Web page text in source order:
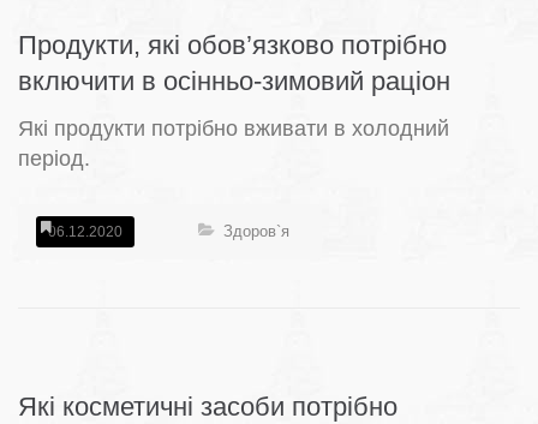
Продукти, які обов’язково потрібно
включити в осінньо-зимовий раціон
Які продукти потрібно вживати в холодний
період.
06.12.2020 Здоров`я
Які косметичні засоби потрібно